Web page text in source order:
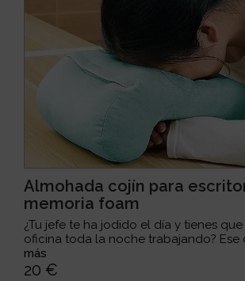
Almohada cojín para
memoria foam
¿Tu jefe te ha jodido el día y tienes
oficina toda la noche trabajando? Ese
más
20 €